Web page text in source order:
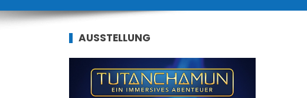
AUSSTELLUNG